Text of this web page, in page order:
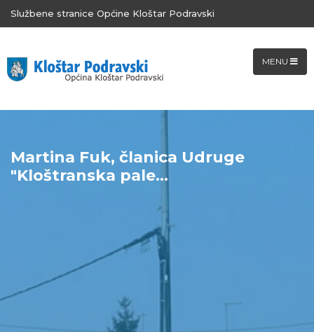
Službene stranice Općine Kloštar Podravski
MENU
Martina Fuk, članica Udruge
"Kloštranska pale...